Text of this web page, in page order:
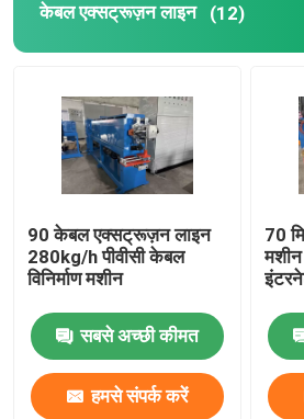
केबल एक्सट्रूज़न लाइन (12)
90 केबल एक्सट्रूज़न लाइन
280kg/h पीवीसी केबल
विनिर्माण मशीन
सबसे अच्छी कीमत
हमसे संपर्क करें
70